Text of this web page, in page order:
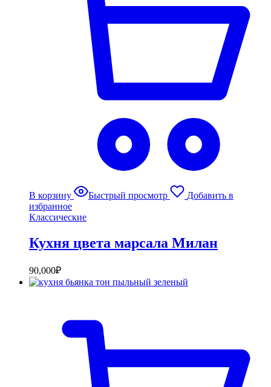
В корзину Быстрый просмотр
Добавить в
избранное
Классические
Кухня цвета марсала Милан
90,000₽